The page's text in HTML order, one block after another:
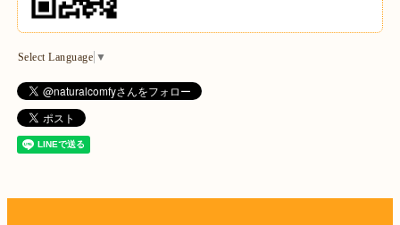
Select Language ▼